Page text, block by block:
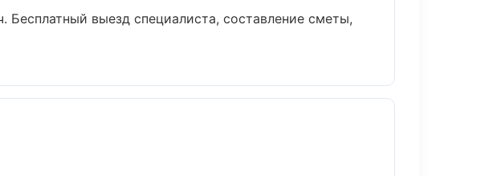
выезд специалиста, составление сметы,